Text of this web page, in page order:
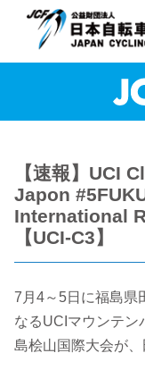
【速報】UCI
Japon
International
【UCI-C3】
7月4～5日に福島県
なるUCIマウンテン
島桧山国際大会が、